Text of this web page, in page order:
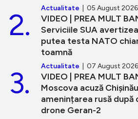
Actualitate | 05 August
VIDEO | PREA MULT
Serviciile SUA
putea testa NATO
toamnă
Actualitate | 07 August
2.
VIDEO | PREA MULT
Moscova acuză
amenințarea rusă
drone Geran-2
3.